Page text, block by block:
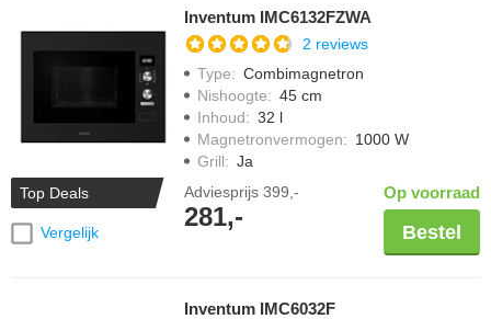
Top Deals
Vergelijk
Inventum IMC6132FZWA
2 reviews
Type: Combimagnetron
Nishoogte: 45 cm
Inhoud: 32 l
Magnetronvermogen: 1000 W
Grill: Ja
Adviesprijs 399,-
281,-
Op voorraad
Bestel
Inventum IMC6032F